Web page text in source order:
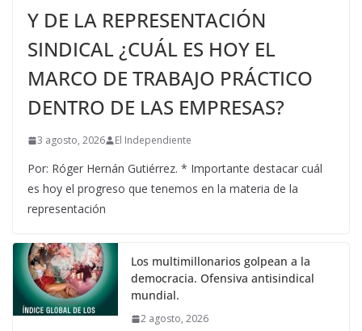
Y DE LA REPRESENTACIÓN
SINDICAL ¿CUÁL ES HOY EL
MARCO DE TRABAJO PRÁCTICO
DENTRO DE LAS EMPRESAS?
3 agosto, 2026 El Independiente
Por: Róger Hernán Gutiérrez. * Importante destacar cuál
es hoy el progreso que tenemos en la materia de la
representación
Los multimillonarios golpean a la
democracia. Ofensiva antisindical
mundial.
2 agosto, 2026